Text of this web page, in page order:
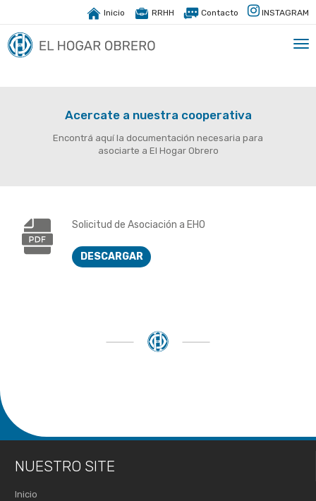
Inicio RRHH Contacto INSTAGRAM
Acercate a nuestra cooperativa
Encontrá aquí la documentación necesaria para
asociarte a El Hogar Obrero
Solicitud de Asociación a EHO
DESCARGAR
NUESTRO SITE
Inicio